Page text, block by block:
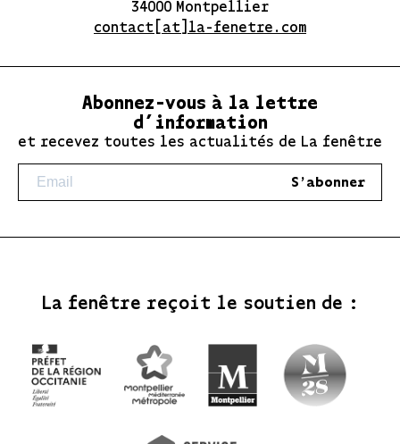
34000 Montpellier
contact[at]la-fenetre.com
Abonnez-vous à la lettre
d’information
et recevez toutes les actualités de La fenêtre
S'abonner
La fenêtre reçoit le soutien de :